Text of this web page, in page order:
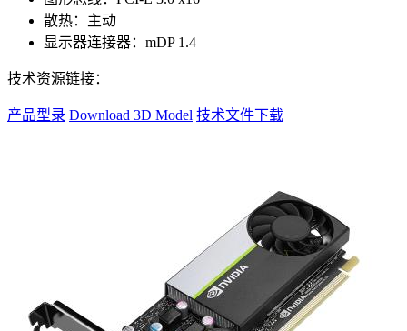
散热：主动
显示器连接器：mDP 1.4
技术资源链接：
产品型录 Download 3D Model 技术文件下载